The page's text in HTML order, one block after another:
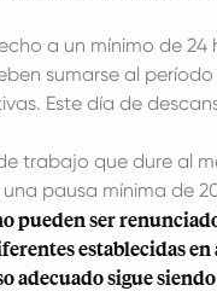
a un mínimo de 24
sumarse al
Este día de
trabajo que dure al
pausa mínima de
pueden ser
establecidas en
adecuado sigue